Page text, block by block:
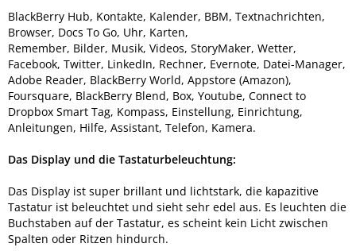
BlackBerry Hub, Kontakte, Kalender, BBM, Textnachrichten,
Browser, Docs To Go, Uhr, Karten,
Remember, Bilder, Musik, Videos, StoryMaker, Wetter,
Facebook, Twitter, LinkedIn, Rechner, Evernote, Datei-Manager,
Adobe Reader, BlackBerry World, Appstore (Amazon),
Foursquare, BlackBerry Blend, Box, Youtube, Connect to
Dropbox Smart Tag, Kompass, Einstellung, Einrichtung,
Anleitungen, Hilfe, Assistant, Telefon, Kamera.
Das Display und die Tastaturbeleuchtung:
Das Display ist super brillant und lichtstark, die kapazitive
Tastatur ist beleuchtet und sieht sehr edel aus. Es leuchten die
Buchstaben auf der Tastatur, es scheint kein Licht zwischen
Spalten oder Ritzen hindurch.